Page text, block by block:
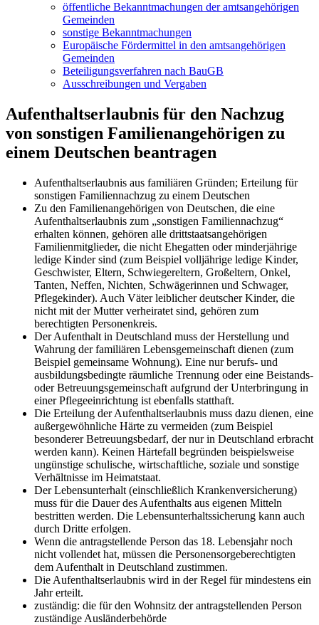
öffentliche Bekanntmachungen der amtsangehörigen
Gemeinden
sonstige Bekanntmachungen
Europäische Fördermittel in den amtsangehörigen
Gemeinden
Beteiligungsverfahren nach BauGB
Ausschreibungen und Vergaben
Aufenthaltserlaubnis für den Nachzug
von sonstigen Familienangehörigen zu
einem Deutschen beantragen
Aufenthaltserlaubnis aus familiären Gründen; Erteilung für
sonstigen Familiennachzug zu einem Deutschen
Zu den Familienangehörigen von Deutschen, die eine
Aufenthaltserlaubnis zum „sonstigen Familiennachzug“
erhalten können, gehören alle drittstaatsangehörigen
Familienmitglieder, die nicht Ehegatten oder minderjährige
ledige Kinder sind (zum Beispiel volljährige ledige Kinder,
Geschwister, Eltern, Schwiegereltern, Großeltern, Onkel,
Tanten, Neffen, Nichten, Schwägerinnen und Schwager,
Pflegekinder). Auch Väter leiblicher deutscher Kinder, die
nicht mit der Mutter verheiratet sind, gehören zum
berechtigten Personenkreis.
Der Aufenthalt in Deutschland muss der Herstellung und
Wahrung der familiären Lebensgemeinschaft dienen (zum
Beispiel gemeinsame Wohnung). Eine nur berufs- und
ausbildungsbedingte räumliche Trennung oder eine Beistands-
oder Betreuungsgemeinschaft aufgrund der Unterbringung in
einer Pflegeeinrichtung ist ebenfalls statthaft.
Die Erteilung der Aufenthaltserlaubnis muss dazu dienen, eine
außergewöhnliche Härte zu vermeiden (zum Beispiel
besonderer Betreuungsbedarf, der nur in Deutschland erbracht
werden kann). Keinen Härtefall begründen beispielsweise
ungünstige schulische, wirtschaftliche, soziale und sonstige
Verhältnisse im Heimatstaat.
Der Lebensunterhalt (einschließlich Krankenversicherung)
muss für die Dauer des Aufenthalts aus eigenen Mitteln
bestritten werden. Die Lebensunterhaltssicherung kann auch
durch Dritte erfolgen.
Wenn die antragstellende Person das 18. Lebensjahr noch
nicht vollendet hat, müssen die Personensorgeberechtigten
dem Aufenthalt in Deutschland zustimmen.
Die Aufenthaltserlaubnis wird in der Regel für mindestens ein
Jahr erteilt.
zuständig: die für den Wohnsitz der antragstellenden Person
zuständige Ausländerbehörde